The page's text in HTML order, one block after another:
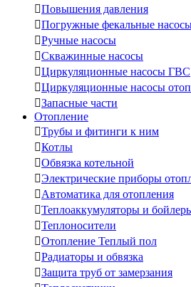
Повышения давления
Погружные фекальные
Ручные насосы
Скважинные насосы
Циркуляционные насосы ГВС
Циркуляционные насосы
Запасные части
Отопление
Трубы и фитинги к ним
Котлы
Обвязка котельной
Электрические приборы
Автоматика для отопления
Теплоаккумуляторы и
Теплоносители
Отопление Теплый пол
Радиаторы и обвязка
Защита труб от замерзания